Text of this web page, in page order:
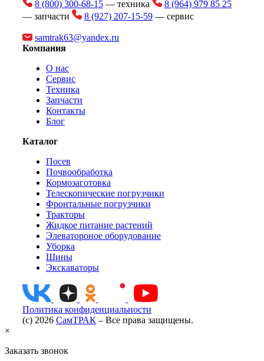
8 (800) 300-68-15 — техника
8 (964) 979 85 25
— запчасти
8 (927) 207-15-59 — сервис
samtrak63@yandex.ru
Компания
О нас
Сервис
Техника
Запчасти
Контакты
Блог
Каталог
Посев
Почвообработка
Кормозаготовка
Телескопические погрузчики
Фронтальные погрузчики
Тракторы
Жидкое питание растений
Элеватороное оборудование
Уборка
Шины
Экскаваторы
Политика конфиденциальности
(c) 2026 СамТРАК – Все права защищены.
×
Заказать звонок